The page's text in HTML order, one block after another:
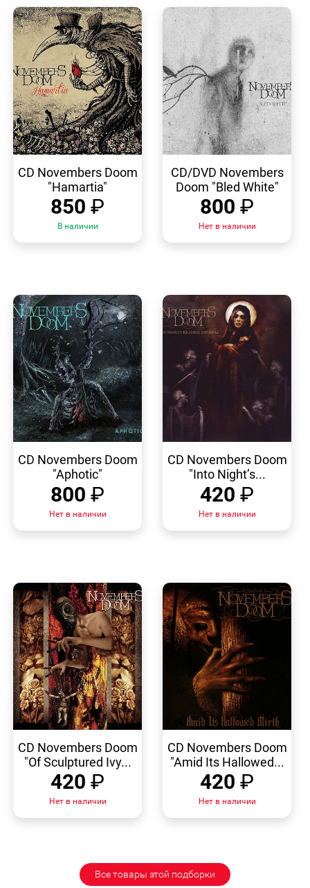
ПРОСМОТР
CD Novembers Doom
"Hamartia"
850 ₽
В наличии
ПРОСМОТР
CD/DVD Novembers
Doom "Bled White"
800 ₽
Нет в наличии
ПРОСМОТР
CD Novembers Doom
"Aphotic"
800 ₽
Нет в наличии
ПРОСМОТР
CD Novembers Doom
"Into Night’s...
420 ₽
Нет в наличии
ПРОСМОТР
CD Novembers Doom
"Of Sculptured Ivy...
420 ₽
Нет в наличии
ПРОСМОТР
CD Novembers Doom
"Amid Its Hallowed...
420 ₽
Нет в наличии
Все товары этой подборки